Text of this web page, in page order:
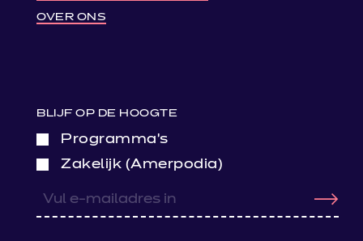
OVER ONS
BLIJF OP DE HOOGTE
Programma’s
Zakelijk (Amerpodia)